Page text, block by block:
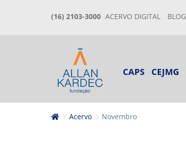
(16) 2103-3000 ACERVO DIGITAL BLOG
CAPS CEJMG
Acervo Novembro